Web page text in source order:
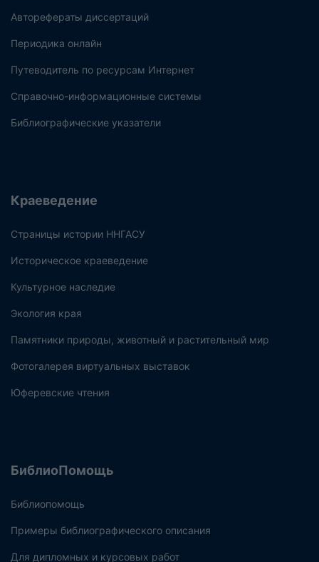
Авторефераты диссертаций
Периодика онлайн
Путеводитель по ресурсам Интернет
Справочно-информационные системы
Библиографические указатели
Краеведение
Страницы истории ННГАСУ
Историческое краеведение
Культурное наследие
Экология края
Памятники природы, животный и растительный мир
Фотогалерея виртуальных выставок
Юферевские чтения
БиблиоПомощь
Библиопомощь
Примеры библиографического описания
Для дипломных и курсовых работ